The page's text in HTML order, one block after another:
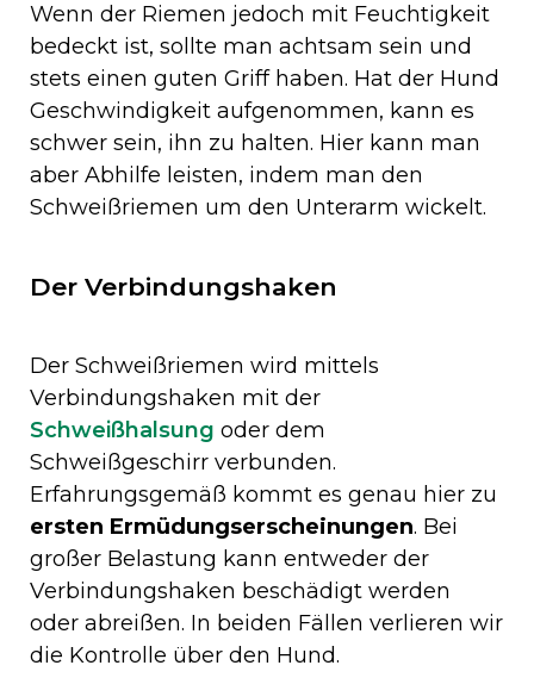
Wenn der Riemen jedoch mit Feuchtigkeit
bedeckt ist, sollte man achtsam sein und
stets einen guten Griff haben. Hat der Hund
Geschwindigkeit aufgenommen, kann es
schwer sein, ihn zu halten. Hier kann man
aber Abhilfe leisten, indem man den
Schweißriemen um den Unterarm wickelt.
Der Verbindungshaken
Der Schweißriemen wird mittels
Verbindungshaken mit der
Schweißhalsung oder dem
Schweißgeschirr verbunden.
Erfahrungsgemäß kommt es genau hier zu
ersten Ermüdungserscheinungen. Bei
großer Belastung kann entweder der
Verbindungshaken beschädigt werden
oder abreißen. In beiden Fällen verlieren wir
die Kontrolle über den Hund.